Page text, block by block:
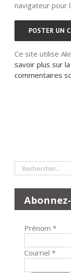
navigateur pour
Ce site utilise
savoir plus sur
commentaires
Rechercher:
Prénom *
Courriel *